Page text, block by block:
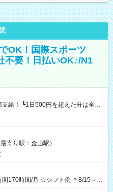
OK！国際スポーツ
要！日払いOK♪/N1
己負担となります ★日払い
その日に現金GET♪ お仕事後はコン
寄り駅：金山駅）
シフト例 ＊8/15～
：00 17：00～21：00 ＊8/31